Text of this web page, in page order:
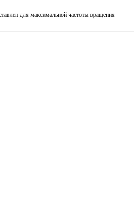
для максимальной частоты вращения